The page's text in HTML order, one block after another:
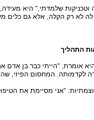
וטכניקות שלמדתי," היא
לא רק הקלה, אלא גם כלים
התהליך
אומרת, "הייתי כבר בן אדם
לקדמותה. המחסום הפיזי,
"אני מסיימת את